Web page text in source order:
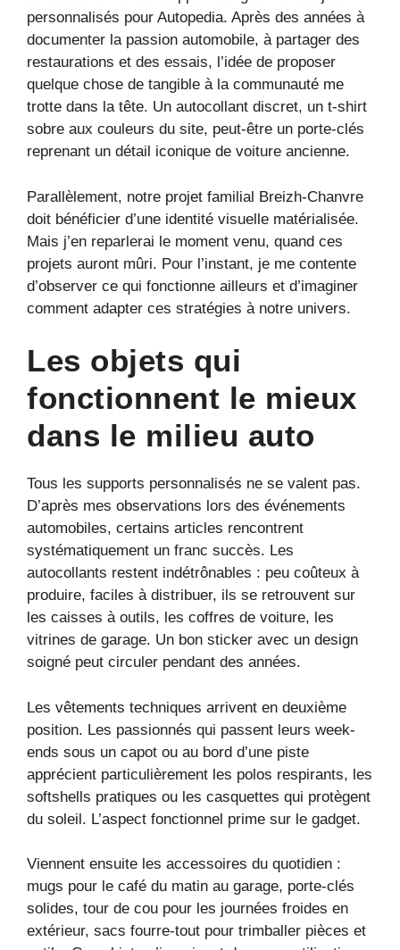
personnalisés pour Autopedia. Après des années à
documenter la passion automobile, à partager des
restaurations et des essais, l’idée de proposer
quelque chose de tangible à la communauté me
trotte dans la tête. Un autocollant discret, un t-shirt
sobre aux couleurs du site, peut-être un porte-clés
reprenant un détail iconique de voiture ancienne.
Parallèlement, notre projet familial Breizh-Chanvre
doit bénéficier d’une identité visuelle matérialisée.
Mais j’en reparlerai le moment venu, quand ces
projets auront mûri. Pour l’instant, je me contente
d’observer ce qui fonctionne ailleurs et d’imaginer
comment adapter ces stratégies à notre univers.
Les objets qui
fonctionnent le mieux
dans le milieu auto
Tous les supports personnalisés ne se valent pas.
D’après mes observations lors des événements
automobiles, certains articles rencontrent
systématiquement un franc succès. Les
autocollants restent indétrônables : peu coûteux à
produire, faciles à distribuer, ils se retrouvent sur
les caisses à outils, les coffres de voiture, les
vitrines de garage. Un bon sticker avec un design
soigné peut circuler pendant des années.
Les vêtements techniques arrivent en deuxième
position. Les passionnés qui passent leurs week-
ends sous un capot ou au bord d’une piste
apprécient particulièrement les polos respirants, les
softshells pratiques ou les casquettes qui protègent
du soleil. L’aspect fonctionnel prime sur le gadget.
Viennent ensuite les accessoires du quotidien :
mugs pour le café du matin au garage, porte-clés
solides, tour de cou pour les journées froides en
extérieur, sacs fourre-tout pour trimballer pièces et